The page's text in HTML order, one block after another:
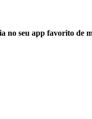
no seu app favorito de